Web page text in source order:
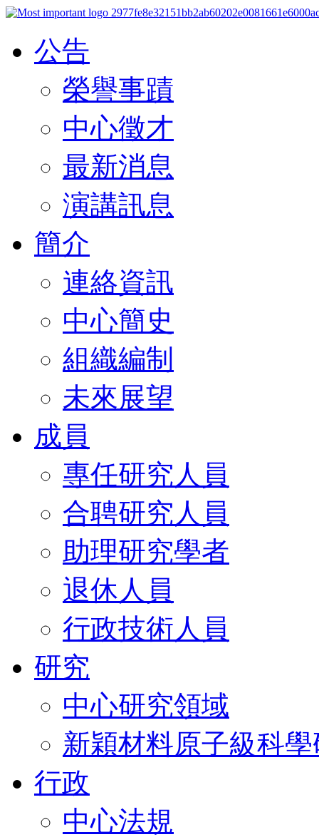
公告
榮譽事蹟
中心徵才
最新消息
演講訊息
簡介
連絡資訊
中心簡史
組織編制
未來展望
成員
專任研究人員
合聘研究人員
助理研究學者
退休人員
行政技術人員
研究
中心研究領域
新穎材料原子級科
行政
中心法規